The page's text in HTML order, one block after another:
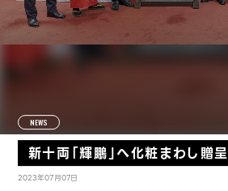
NEWS
新十両「輝鵬」へ化粧まわし贈呈
2023年07月07日